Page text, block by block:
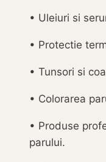
• Uleiuri si
• Protectie
• Tunsori si
• Colorarea
• Produse
parului.